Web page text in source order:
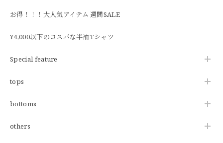
お得！！！大人気アイテム 週間SALE
¥4,000以下のコスパな半袖Tシャツ
Special feature
tops
bottoms
others